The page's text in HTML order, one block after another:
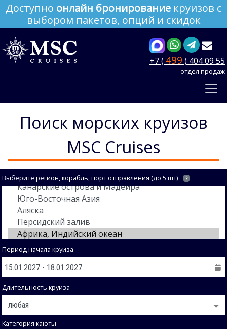
Доступно онлайн бронирование круизов с
выбором пакетов, опций и скидок
+7 ( 499 ) 404 09 55
отдел продаж
Поиск морских круизов
MSC Cruises
Выберите регион, корабль, порт отправления (до 5 шт) ?
Период начала круиза
Длительность круиза
Категория каюты